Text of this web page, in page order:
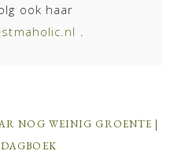
ook haar
NOG WEINIG GROENTE |